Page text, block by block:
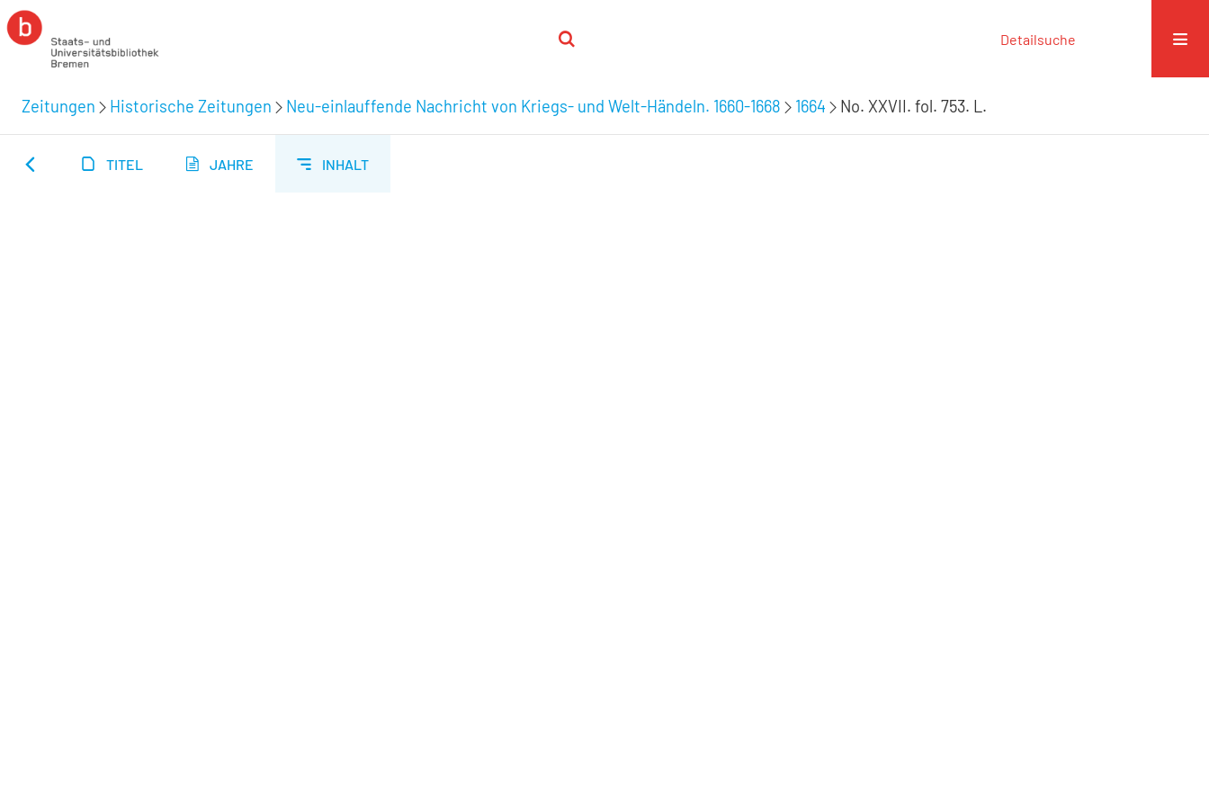
Detailsuche
Zeitungen Historische Zeitungen Neu-einlauffende Nachricht von Kriegs- und Welt-Händeln. 1660-1668 1664 No. XXVII. fol. 753. L.
TITEL JAHRE INHALT